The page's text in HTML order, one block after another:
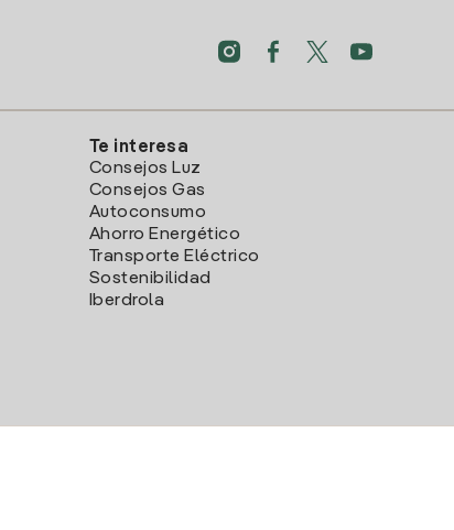
Te interesa
Consejos Luz
Consejos Gas
Autoconsumo
Ahorro Energético
Transporte Eléctrico
Sostenibilidad
Iberdrola